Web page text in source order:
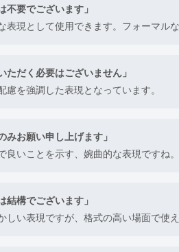
不要でございます」
表現として使用できます。フォーマル
ただく必要はございません」
慮を強調した表現となっています。
みお願い申し上げます」
良いことを示す、婉曲的な表現ですね。
結構でございます」
しい表現ですが、格式の高い場面で使え